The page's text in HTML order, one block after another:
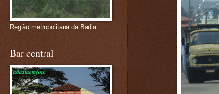
Região metropolitana da Badia
Bar central